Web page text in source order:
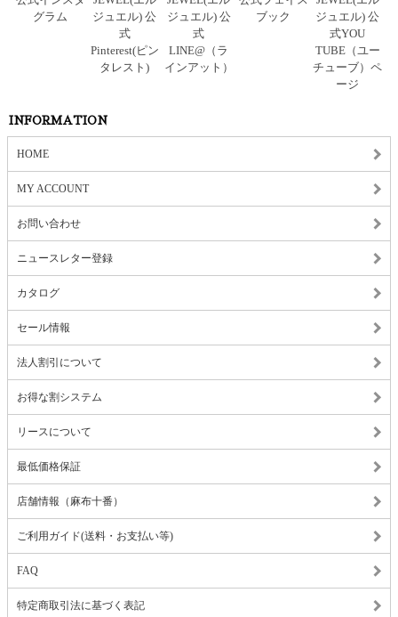
INFORMATION
HOME
MY ACCOUNT
お問い合わせ
ニュースレター登録
カタログ
セール情報
法人割引について
お得な割システム
リースについて
最低価格保証
店舗情報（麻布十番）
ご利用ガイド(送料・お支払い等)
FAQ
特定商取引法に基づく表記